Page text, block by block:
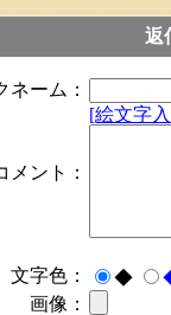
返
ネーム：
メント：
[絵文字
文字色： ◆
画像：